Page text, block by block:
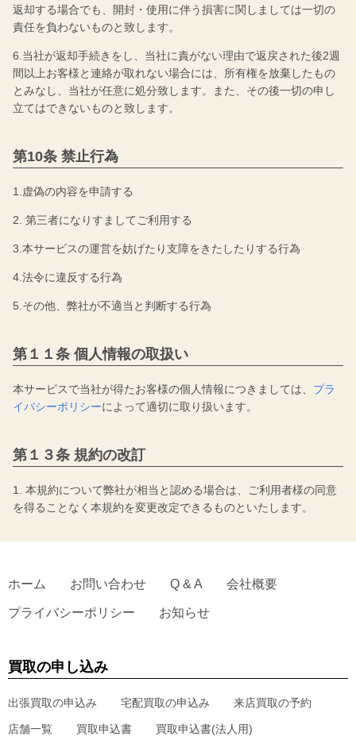
返却する場合でも、開封・使用に伴う損害に関しましては一切の
責任を負わないものと致します。
6.当社が返却手続きをし、当社に責がない理由で返戻された後2週
間以上お客様と連絡が取れない場合には、所有権を放棄したもの
とみなし、当社が任意に処分致します。また、その後一切の申し
立てはできないものと致します。
第10条 禁止行為
1.虚偽の内容を申請する
2. 第三者になりすましてご利用する
3.本サービスの運営を妨げたり支障をきたしたりする行為
4.法令に違反する行為
5.その他、弊社が不適当と判断する行為
第１１条 個人情報の取扱い
本サービスで当社が得たお客様の個人情報につきましては、 プラ
イバシーポリシーによって適切に取り扱います。
第１３条 規約の改訂
1. 本規約について弊社が相当と認める場合は、ご利用者様の同意
を得ることなく本規約を変更改定できるものといたします。
ホーム お問い合わせ Q & A 会社概要
プライバシーポリシー お知らせ
買取の申し込み
出張買取の申込み 宅配買取の申込み 来店買取の予約
店舗一覧 買取申込書 買取申込書(法人用)